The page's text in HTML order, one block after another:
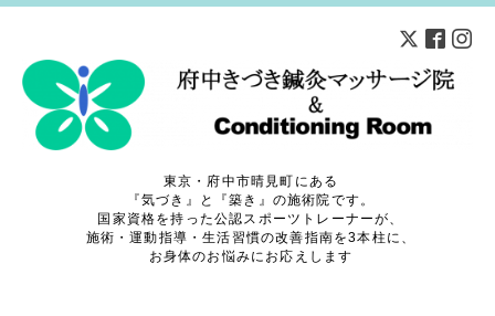
東京・府中市晴見町にある
『気づき』と『築き』の施術院です。
国家資格を持った公認スポーツトレーナーが、
施術・運動指導・生活習慣の改善指南を3本柱に、
お身体のお悩みにお応えします